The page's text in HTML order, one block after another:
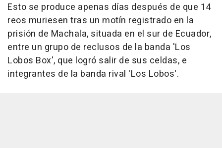
Esto se produce apenas días después de que 14
reos muriesen tras un motín registrado en la
prisión de Machala, situada en el sur de Ecuador,
entre un grupo de reclusos de la banda 'Los
Lobos Box', que logró salir de sus celdas, e
integrantes de la banda rival 'Los Lobos'.